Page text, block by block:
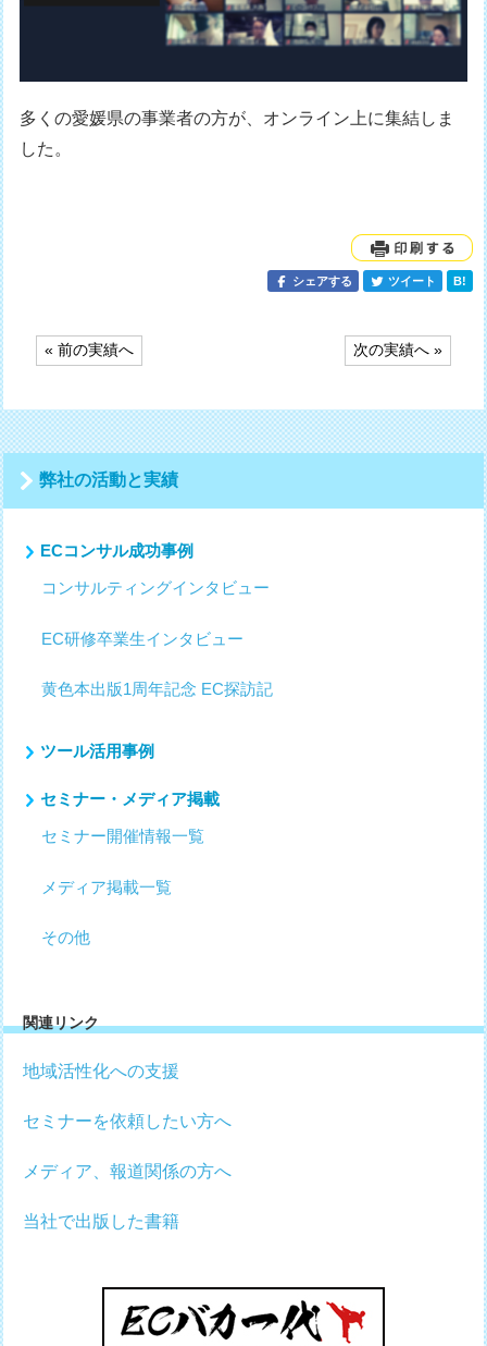
多くの愛媛県の事業者の方が、オンライン上に集結しま
した。
シェアする ツイート B!
投
稿
ナ
ビ
ゲ
ー
シ
ョ
ン
« 前の実績へ 次の実績へ »
弊社の活動と実績
ECコンサル成功事例
コンサルティングインタビュー
EC研修卒業生インタビュー
黄色本出版1周年記念 EC探訪記
ツール活用事例
セミナー・メディア掲載
セミナー開催情報一覧
メディア掲載一覧
その他
関連リンク
地域活性化への支援
セミナーを依頼したい方へ
メディア、報道関係の方へ
当社で出版した書籍